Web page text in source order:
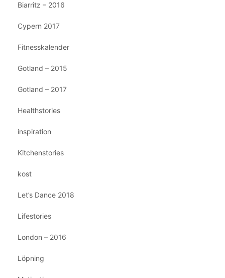
Biarritz – 2016
Cypern 2017
Fitnesskalender
Gotland – 2015
Gotland – 2017
Healthstories
inspiration
Kitchenstories
kost
Let’s Dance 2018
Lifestories
London – 2016
Löpning